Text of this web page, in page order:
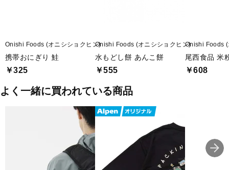
■2025年モデル
・本商品は品質管理の観点から、お客様都合での返品は承っており
ません。
・賞味期限は3か月以上の商品をお届けいたします。なお、賞味期限
のご指定は承っておりませんのでご了承ください。
■メーカー型番：1FMR51003A
Onishi Foods (オニシショクヒン)
携帯おにぎり 鮭
￥325
Onishi Foods (オニシショクヒン)
水もどし餅 あんこ餅
￥555
Onishi Foods (
尾西食品 米
￥608
よく一緒に買われている商品